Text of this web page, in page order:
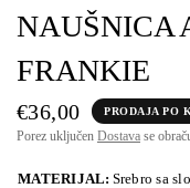
NAUŠNICA
FRANKIE
€36,00 PRODAJA PO
Porez uključen Dostava se
MATERIJAL: Srebro sa